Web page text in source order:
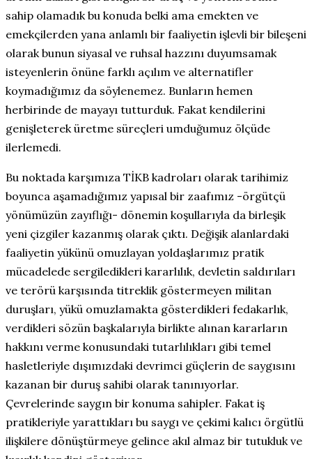
sahip olamadık bu konuda belki ama emekten ve
emekçilerden yana anlamlı bir faaliyetin işlevli bir bileşeni
olarak bunun siyasal ve ruhsal hazzını duyumsamak
isteyenlerin önüne farklı açılım ve alternatifler
koymadığımız da söylenemez. Bunların hemen
herbirinde de mayayı tutturduk. Fakat kendilerini
genişleterek üretme süreçleri umduğumuz ölçüde
ilerlemedi.
Bu noktada karşımıza TİKB kadroları olarak tarihimiz
boyunca aşamadığımız yapısal bir zaafımız -örgütçü
yönümüzün zayıflığı- dönemin koşullarıyla da birleşik
yeni çizgiler kazanmış olarak çıktı. Değişik alanlardaki
faaliyetin yükünü omuzlayan yoldaşlarımız pratik
mücadelede sergiledikleri kararlılık, devletin saldırıları
ve terörü karşısında titreklik göstermeyen militan
duruşları, yükü omuzlamakta gösterdikleri fedakarlık,
verdikleri sözün başkalarıyla birlikte alınan kararların
hakkını verme konusundaki tutarlılıkları gibi temel
hasletleriyle dışımızdaki devrimci güçlerin de saygısını
kazanan bir duruş sahibi olarak tanınıyorlar.
Çevrelerinde saygın bir konuma sahipler. Fakat iş
pratikleriyle yarattıkları bu saygı ve çekimi kalıcı örgütlü
ilişkilere dönüştürmeye gelince akıl almaz bir tutukluk ve